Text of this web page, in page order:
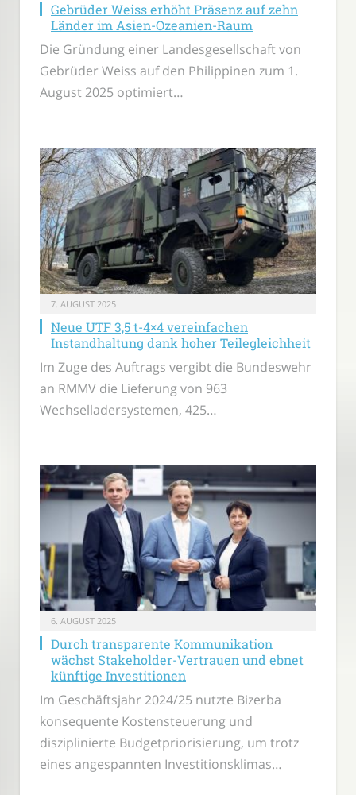
Gebrüder Weiss erhöht Präsenz auf zehn
Länder im Asien-Ozeanien-Raum
Die Gründung einer Landesgesellschaft von
Gebrüder Weiss auf den Philippinen zum 1.
August 2025 optimiert…
7. AUGUST 2025
Neue UTF 3,5 t-4×4 vereinfachen
Instandhaltung dank hoher Teilegleichheit
Im Zuge des Auftrags vergibt die Bundeswehr
an RMMV die Lieferung von 963
Wechselladersystemen, 425…
6. AUGUST 2025
Durch transparente Kommunikation
wächst Stakeholder-Vertrauen und ebnet
künftige Investitionen
Im Geschäftsjahr 2024/25 nutzte Bizerba
konsequente Kostensteuerung und
disziplinierte Budgetpriorisierung, um trotz
eines angespannten Investitionsklimas…